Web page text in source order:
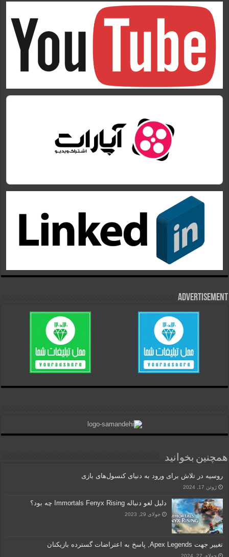
Advertisement
همچنین بخوانید
روسیه در تلاش برای ورود به دنیای کنسول‌های بازی
ژوئن 17, 2024
دلیل لغو دنباله Immortals Fenyx Rising چه بود؟
جولای 29, 2023
تغییر جهت Apex Legends, پاسخ به اعتراضات گسترده بازیکنان
جولای 27, 2024